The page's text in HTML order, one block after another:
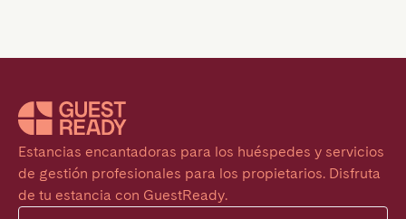
Estancias encantadoras para los huéspedes y servicios
de gestión profesionales para los propietarios. Disfruta
de tu estancia con GuestReady.